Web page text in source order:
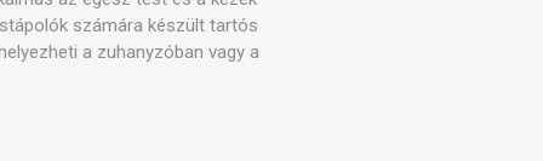
számára készült tartós
a zuhanyzóban vagy a